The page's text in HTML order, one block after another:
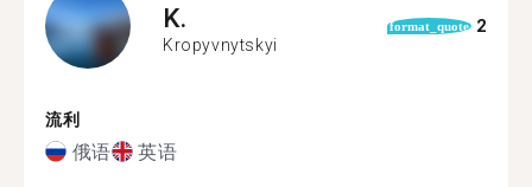
K.
Kropyvnytskyi
format_quote 2
流利
俄语 英语